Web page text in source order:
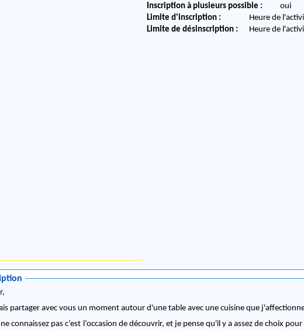
Inscription à plusieurs possible :
oui
Limite d'inscription :
Heure de
Limite de désinscription :
Heure de
partager avec vous un moment autour d'une table avec une cuisine que
connaissez pas c’est l’occasion de découvrir, et je pense qu'il y a assez de choix